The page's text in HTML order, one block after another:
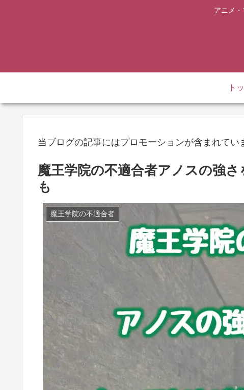
アニメ
ト
当ブログの記事にはプロモーションが含まれてい
魔王学院の不適合者アノスの強
も
魔王学院の不適合者